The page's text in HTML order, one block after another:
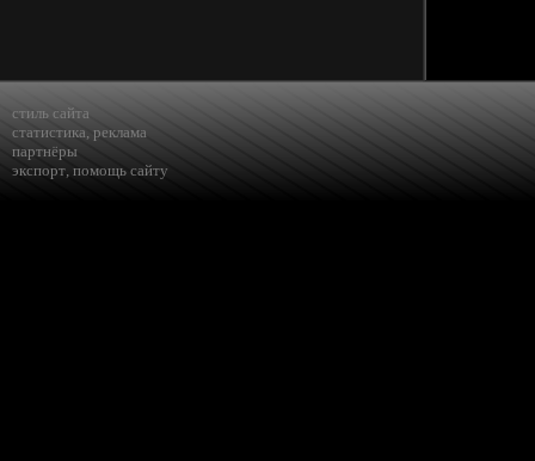
стиль сайта
статистика, реклама
партнёры
экспорт, помощь сайту